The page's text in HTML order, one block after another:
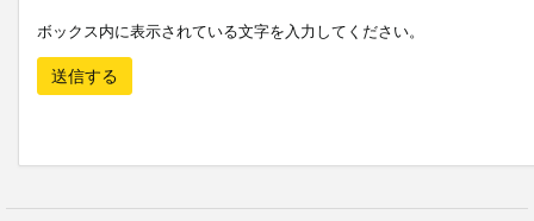
ボックス内に表示されている文字を入力してください。
送信する